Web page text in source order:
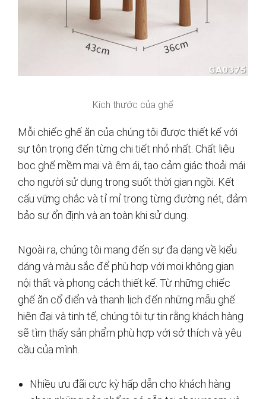
Kích thước của ghế
Mỗi chiếc ghế ăn của chúng tôi được thiết kế với
sự tôn trọng đến từng chi tiết nhỏ nhất. Chất liệu
bọc ghế mềm mại và êm ái, tạo cảm giác thoải mái
cho người sử dụng trong suốt thời gian ngồi. Kết
cấu vững chắc và tỉ mỉ trong từng đường nét, đảm
bảo sự ổn định và an toàn khi sử dụng.
Ngoài ra, chúng tôi mang đến sự đa dạng về kiểu
dáng và màu sắc để phù hợp với mọi không gian
nội thất và phong cách thiết kế. Từ những chiếc
ghế ăn cổ điển và thanh lịch đến những mẫu ghế
hiện đại và tinh tế, chúng tôi tự tin rằng khách hàng
sẽ tìm thấy sản phẩm phù hợp với sở thích và yêu
cầu của mình.
Nhiều ưu đãi cực kỳ hấp dẫn cho khách hàng